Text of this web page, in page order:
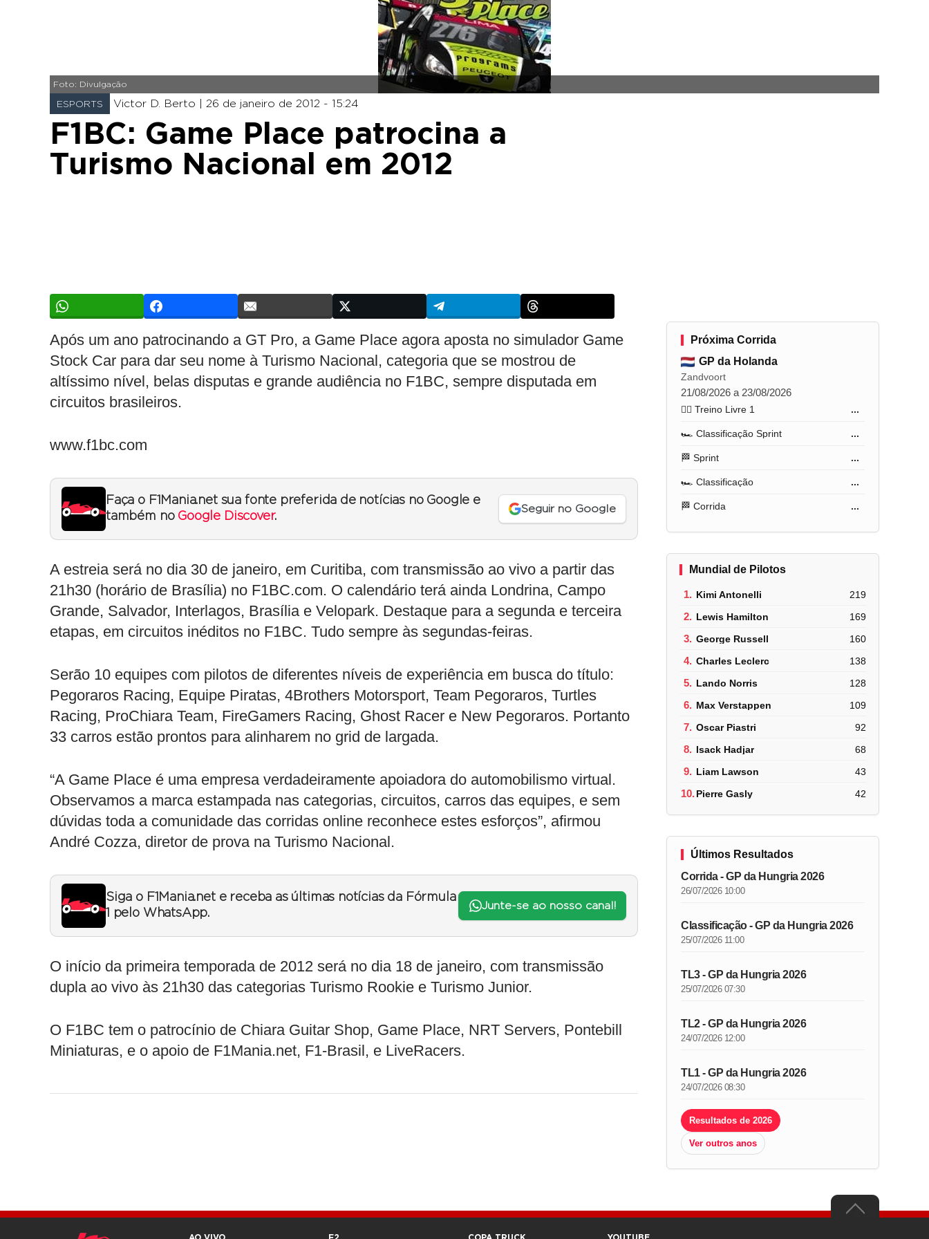
Foto: Divulgação
ESPORTS Victor D. Berto | 26 de janeiro de 2012 - 15:24
F1BC: Game Place patrocina a
Turismo Nacional em 2012
Após um ano patrocinando a GT Pro, a Game Place agora aposta no simulador Game
Stock Car para dar seu nome à Turismo Nacional, categoria que se mostrou de
altíssimo nível, belas disputas e grande audiência no F1BC, sempre disputada em
circuitos brasileiros.
www.f1bc.com
Faça o F1Mania.net sua fonte preferida de notícias no Google e
também no Google Discover.
Seguir no Google
A estreia será no dia 30 de janeiro, em Curitiba, com transmissão ao vivo a partir das
21h30 (horário de Brasília) no F1BC.com. O calendário terá ainda Londrina, Campo
Grande, Salvador, Interlagos, Brasília e Velopark. Destaque para a segunda e terceira
etapas, em circuitos inéditos no F1BC. Tudo sempre às segundas-feiras.
Serão 10 equipes com pilotos de diferentes níveis de experiência em busca do título:
Pegoraros Racing, Equipe Piratas, 4Brothers Motorsport, Team Pegoraros, Turtles
Racing, ProChiara Team, FireGamers Racing, Ghost Racer e New Pegoraros. Portanto
33 carros estão prontos para alinharem no grid de largada.
“A Game Place é uma empresa verdadeiramente apoiadora do automobilismo virtual.
Observamos a marca estampada nas categorias, circuitos, carros das equipes, e sem
dúvidas toda a comunidade das corridas online reconhece estes esforços”, afirmou
André Cozza, diretor de prova na Turismo Nacional.
Siga o F1Mania.net e receba as últimas notícias da Fórmula
1 pelo WhatsApp.
Junte-se ao nosso canal!
O início da primeira temporada de 2012 será no dia 18 de janeiro, com transmissão
dupla ao vivo às 21h30 das categorias Turismo Rookie e Turismo Junior.
O F1BC tem o patrocínio de Chiara Guitar Shop, Game Place, NRT Servers, Pontebill
Miniaturas, e o apoio de F1Mania.net, F1-Brasil, e LiveRacers.
Próxima Corrida
GP da Holanda
Zandvoort
21/08/2026 a 23/08/2026
🏋️‍♂️ Treino Livre 1 ...
🏎️ Classificação Sprint ...
🏁 Sprint ...
🏎️ Classificação ...
🏁 Corrida ...
Mundial de Pilotos
1. Kimi Antonelli 219
2. Lewis Hamilton 169
3. George Russell 160
4. Charles Leclerc 138
5. Lando Norris 128
6. Max Verstappen 109
7. Oscar Piastri 92
8. Isack Hadjar 68
9. Liam Lawson 43
10.Pierre Gasly 42
Últimos Resultados
Corrida - GP da Hungria 2026
26/07/2026 10:00
Classificação - GP da Hungria 2026
25/07/2026 11:00
TL3 - GP da Hungria 2026
25/07/2026 07:30
TL2 - GP da Hungria 2026
24/07/2026 12:00
TL1 - GP da Hungria 2026
24/07/2026 08:30
Resultados de 2026
Ver outros anos